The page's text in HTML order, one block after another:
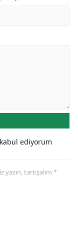
ediyorum
tartışalım *